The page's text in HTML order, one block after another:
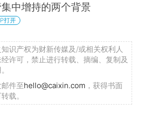
中增持的两个背景
打开
识产权为财新传媒及/或相关权利人
许可，禁止进行转载、摘编、复制及
件至hello@caixin.com ，获得书面
载。